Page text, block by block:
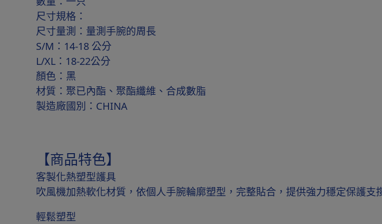
尺寸規格：
尺寸量測：量測手腕的周長
S/M：14-18 公分
L/XL：18-22公分
顏色：黑
材質：聚已內酯、聚酯纖維、合成數脂
製造廠國別：CHINA
【商品特色】
客製化熱塑型護具
吹風機加熱軟化材質，依個人手腕輪廓塑型，完整貼合，提供強力穩定保護支
輕鬆塑型